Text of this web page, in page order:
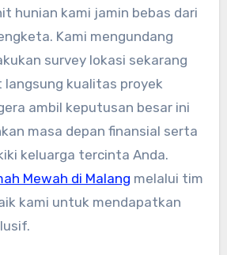
hunian kami jamin bebas dari
Kami mengundang
survey lokasi sekarang
langsung kualitas proyek
ambil keputusan besar ini
masa depan finansial serta
keluarga tercinta Anda.
Mewah di Malang melalui tim
kami untuk mendapatkan